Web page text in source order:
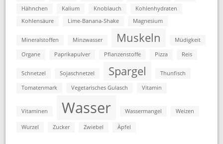
Hähnchen
Kalium Knoblauch
Kohlenhydraten
Kohlensäure
Lime-Banana-Shake Magnesium
Mineralstoffen Minzwasser Muskeln Müdigkeit
Organe Paprikapulver Pflanzenstoffe Pizza Reis
Schnetzel Sojaschnetzel Spargel Thunfisch
Tomatenmark Vegetarisches Gulasch Vitamin
Vitaminen Wasser Wassermangel Weizen
Wurzel Zucker Zwiebel Äpfel